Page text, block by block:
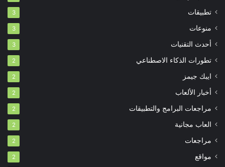
تطبيقات 3
منوعات 3
أحدث التقنيات 3
تطورات الذكاء الاصطناعي 2
ايبك جيمز 2
أخبار الألعاب 2
مراجعات البرامج والتطبيقات 2
العاب مجانية 2
مراجعات 2
مواقع 2